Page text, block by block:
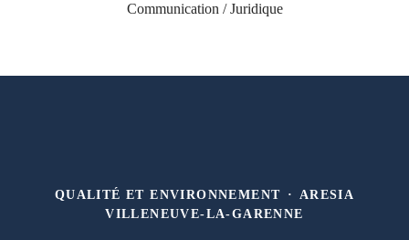
Communication / Juridique
QUALITÉ ET ENVIRONNEMENT · ARESIA
VILLENEUVE-LA-GARENNE